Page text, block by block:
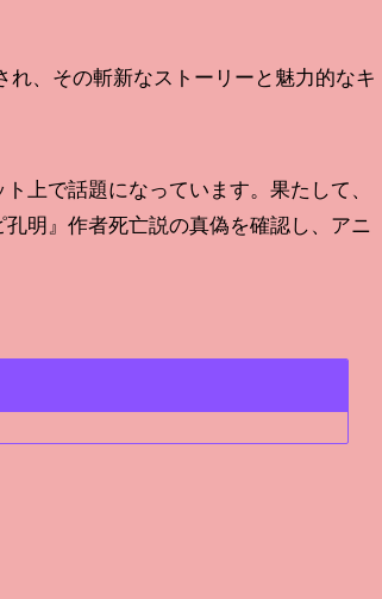
れ、その斬新なストーリーと魅力的なキ
上で話題になっています。果たして、
明』作者死亡説の真偽を確認し、アニ